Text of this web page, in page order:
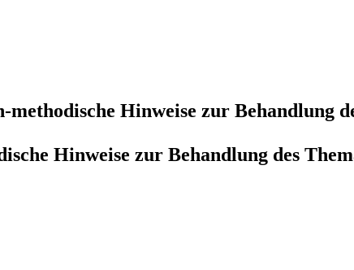
Hinweise zur Behandlung
Hinweise zur Behandlung des